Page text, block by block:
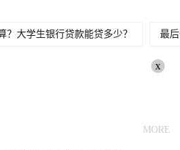
？大学生银行贷款能贷多少？ 最
x
MORE